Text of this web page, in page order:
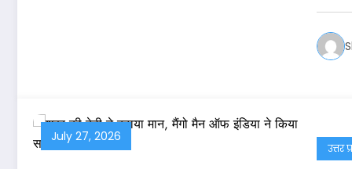
July 27, 2026
उत्तर